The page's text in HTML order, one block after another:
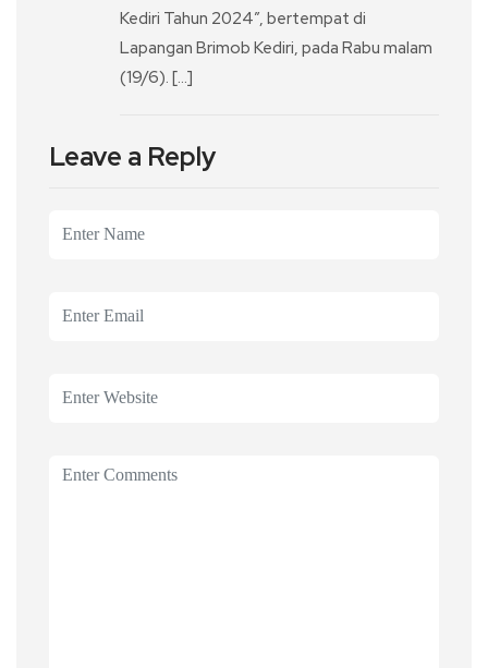
Kediri Tahun 2024”, bertempat di
Lapangan Brimob Kediri, pada Rabu malam
(19/6). […]
Leave a Reply